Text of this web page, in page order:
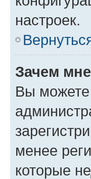
настроек.
Зачем
Вы можете
менее
которые